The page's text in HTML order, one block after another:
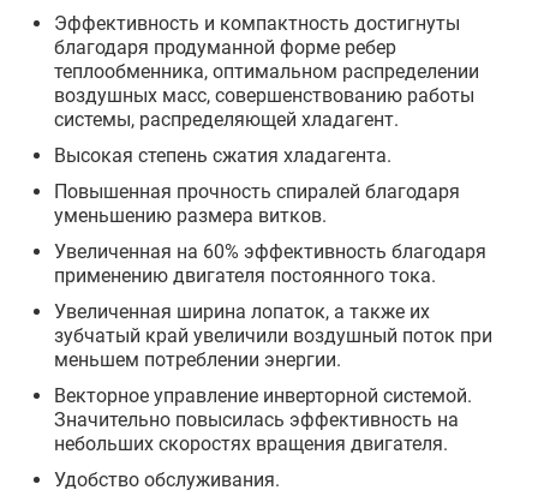
Эффективность и компактность достигнуты
благодаря продуманной форме ребер
теплообменника, оптимальном распределении
воздушных масс, совершенствованию работы
системы, распределяющей хладагент.
Высокая степень сжатия хладагента.
Повышенная прочность спиралей благодаря
уменьшению размера витков.
Увеличенная на 60% эффективность благодаря
применению двигателя постоянного тока.
Увеличенная ширина лопаток, а также их
зубчатый край увеличили воздушный поток при
меньшем потреблении энергии.
Векторное управление инверторной системой.
Значительно повысилась эффективность на
небольших скоростях вращения двигателя.
Удобство обслуживания.